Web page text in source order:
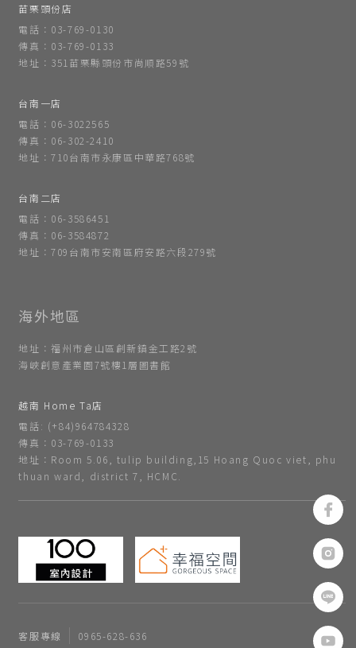
苗栗頭份店
電話：03-769-0130
傳真：03-769-0133
地址：351苗栗縣頭份市尚順路59號
台南一店
電話：06-3022565
傳真：06-302-2410
地址：710台南市永康區中華路768號
台南二店
電話：06-3586451
傳真：06-3584872
地址：709台南市安南區府安路六段279號
地址：福州市倉山區創新鎮金工路2號
海峽創意產業園7號樓1層圖書館
越南 Home Ta店
電話: (+84)964784328
傳真：03-769-0133
地址：Room 5.06, tulip building,15 Hoang Quoc viet, phu
thuan ward, district 7, HCMC.
客服專線 0965-628-636